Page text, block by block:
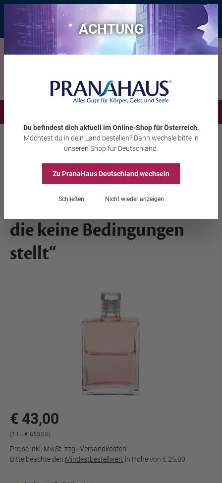
Bis zu 20 € Rabatt* mit dem Vorteils-Codeeintauchen , gültig bis
11.08.2026
Aura-Soma® Equilibrium
Equilibrium B81 „Liebe,
die keine Bedingungen
stellt“
€ 43,00
(1 l = € 860,00)
Preise inkl. MwSt. zzgl. Versandkosten
Bitte beachte den Mindestbestellwert in Höhe von € 25,00
ACHTUNG
Du befindest dich aktuell im Online-Shopfür Österreich.
Möchtest du in dein Land bestellen? Dann wechsle bitte in
unseren Shop für Deutschland
Zu PranaHausDeutschland wechseln
Schließen Nicht wieder anzeigen